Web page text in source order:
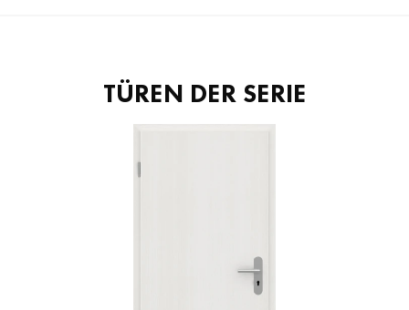
TÜREN DER SERIE